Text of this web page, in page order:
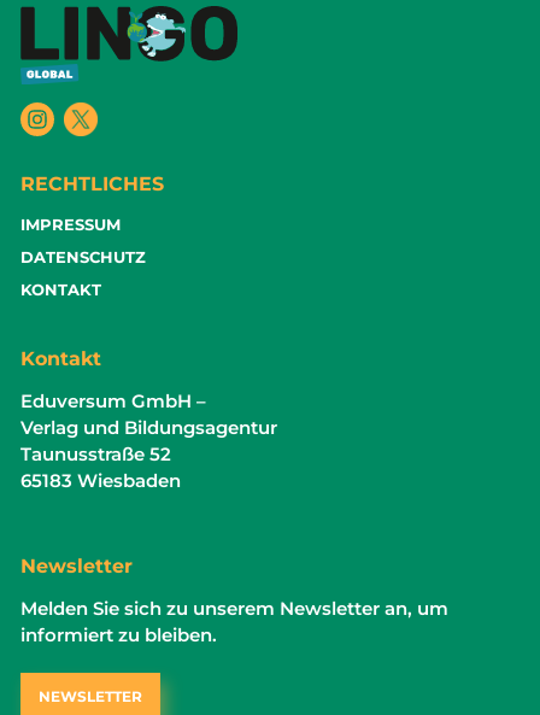
RECHTLICHES
IMPRESSUM
DATENSCHUTZ
KONTAKT
Kontakt
Eduversum GmbH –
Verlag und Bildungsagentur
Taunusstraße 52
65183 Wiesbaden
Newsletter
Melden Sie sich zu unserem Newsletter an, um
informiert zu bleiben.
NEWSLETTER